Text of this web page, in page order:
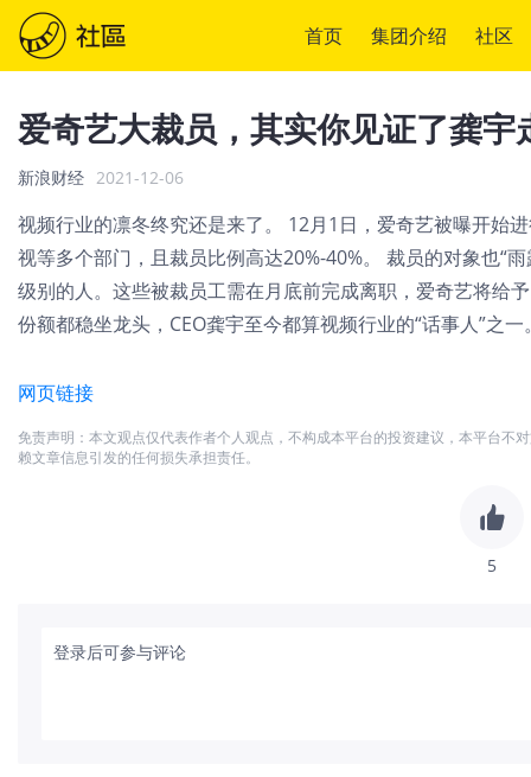
首页 集团介绍 社区
爱奇艺大裁员，其实你见证了龚宇
新浪财经 2021-12-06
视频行业的凛冬终究还是来了。 12月1日，爱奇艺被曝开始
视等多个部门，且裁员比例高达20%-40%。 裁员的对象也“
级别的人。这些被裁员工需在月底前完成离职，爱奇艺将给
份额都稳坐龙头，CEO龚宇至今都算视频行业的“话事人”之
网页链接
免责声明：本文观点仅代表作者个人观点，不构成本平台的投资建议，本平台不
赖文章信息引发的任何损失承担责任。
5
登录后可参与评论